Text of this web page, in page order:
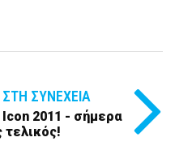
ΣΥΝΈΧΕΙΑ
Icon 2011 - σήμερα
τελικός!